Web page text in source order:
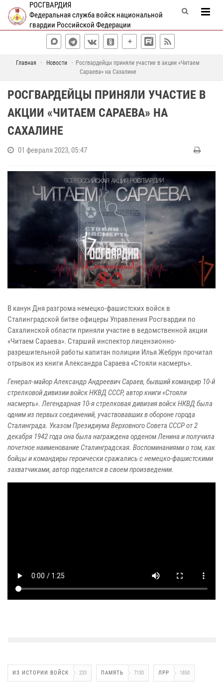
РОСГВАРДИЯ
Федеральная служба войск национальной
гвардии Российской Федерации
Главная Новости
Росгвардейцы приняли участие в акции «Читаем
Сараева» на Сахалине
РОСГВАРДЕЙЦЫ ПРИНЯЛИ УЧАСТИЕ В
АКЦИИ «ЧИТАЕМ САРАЕВА» НА
САХАЛИНЕ
01 февраля 2023, 05:47
В канун Дня разгрома немецко-фашистских войск в
Сталинградской битве офицеры Управления Росгвардии по
Сахалинской области приняли участие в ведомственной акции
«Читаем Сараева». Старший инспектор лицензионно-
разрешительной работы капитан полиции Илья Жебрун прочитал
отрывок из книги Александра Сараева «Стояли насмерть».
Генерал-майор Александр Андреевич Сараев, бывший командир 10-й
стрелковой дивизии войск НКВД СССР, автор книги «Стояли
насмерть». Легендарная 10-я стрелковая дивизия войск НКВД была
одним из первых соединений, участвовавших в обороне города
Сталинграда. Указом Президиума Верховного Совета СССР от 2
декабря 1942 года она была награждена орденом Ленина и получила
почетное наименование Сталинградская. Воспоминаниями о том, как
бойцы и командиры героически сражались с немецко-фашистскими
захватчиками, автор поделился в своем произведении.
ИЗ ИСТОРИИ ВОЙСК 233 ПАМЯТЬ 7130 ЛРР 1850